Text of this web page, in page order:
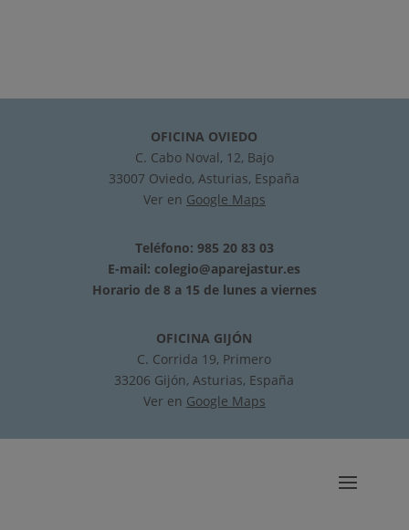
OFICINA OVIEDO
C. Cabo Noval, 12, Bajo
33007 Oviedo, Asturias, España
Ver en Google Maps
Teléfono: 985 20 83 03
E-mail: colegio@aparejastur.es
Horario de 8 a 15 de lunes a viernes
OFICINA GIJÓN
C. Corrida 19, Primero
33206 Gijón, Asturias, España
Ver en Google Maps